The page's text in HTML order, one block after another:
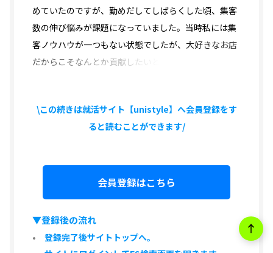
めていたのですが、勤めだしてしばらくした頃、集客
数の伸び悩みが課題になっていました。当時私には集
客ノウハウが一つもない状態でしたが、 大好きなお店
だからこそなんとか貢献したいと
\この続きは就活サイト【unistyle】へ会員登録をす
ると読むことができます/
会員登録はこちら
▼登録後の流れ
登録完了後サイトトップへ。